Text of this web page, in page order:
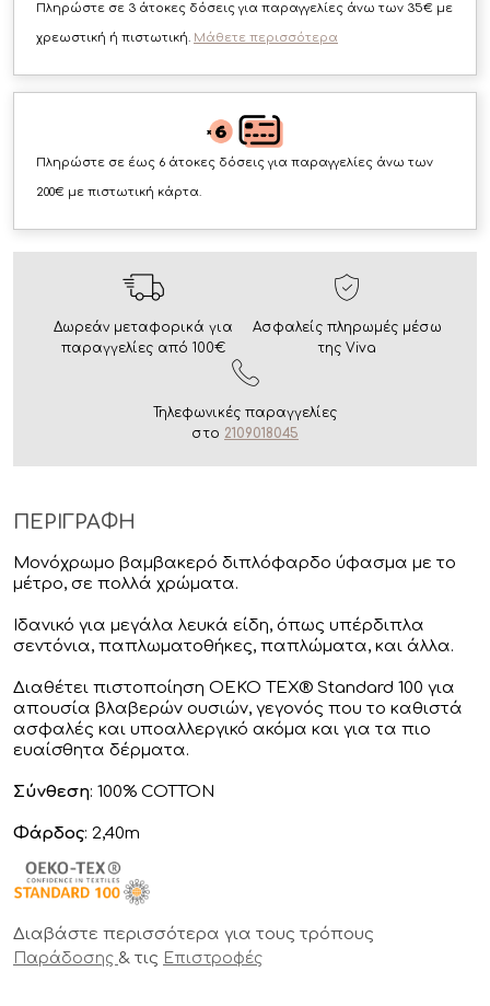
Πληρώστε σε 3 άτοκες δόσεις για παραγγελίες άνω των 35€ με
χρεωστική ή πιστωτική. Μάθετε περισσότερα
Πληρώστε σε έως 6 άτοκες δόσεις για παραγγελίες άνω των
200€ με πιστωτική κάρτα.
Δωρεάν μεταφορικά για
παραγγελίες από 100€
Ασφαλείς πληρωμές μέσω
της Viva
Τηλεφωνικές παραγγελίες
στο 2109018045
ΠΕΡΙΓΡΑΦΗ
Μονόχρωμο βαμβακερό διπλόφαρδο ύφασμα με το
μέτρο, σε πολλά χρώματα.
Ιδανικό για μεγάλα λευκά είδη, όπως υπέρδιπλα
σεντόνια, παπλωματοθήκες, παπλώματα, και άλλα.
Διαθέτει πιστοποίηση OEKO TEX® Standard 100 για
απουσία βλαβερών ουσιών, γεγονός που το καθιστά
ασφαλές και υποαλλεργικό ακόμα και για τα πιο
ευαίσθητα δέρματα.
Σύνθεση: 100% COTTON
Φάρδος: 2,40m
Διαβάστε περισσότερα για τους τρόπους
Παράδοσης & τις Επιστροφές